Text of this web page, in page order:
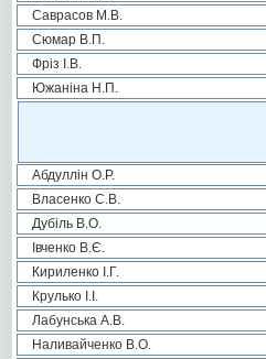
Саврасов М.В.
Сюмар В.П.
Фріз І.В.
Южаніна Н.П.
Абдуллін О.Р.
Власенко С.В.
Дубіль В.О.
Івченко В.Є.
Кириленко І.Г.
Крулько І.І.
Лабунська А.В.
Наливайченко В.О.